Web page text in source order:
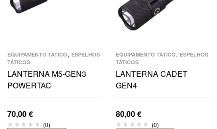
EQUIPAMENTO TÁTICO, ESPELHOS
TÁTICOS
LANTERNA M5-GEN3
POWERTAC
70,00€
(0)
EQUIPAMENTO TÁTICO, ESPELHOS
TÁTICOS
LANTERNA CADET
GEN4
80,00€
(0)